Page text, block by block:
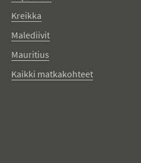
Kreikka
Malediivit
Mauritius
Kaikki matkakohteet